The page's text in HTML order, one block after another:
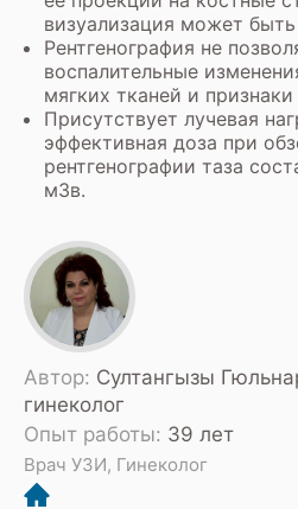
визуализация может
Рентгенография не
воспалительные
мягких тканей и
Присутствует лучевая
эффективная доза при
рентгенографии таза
мЗв.
Автор: Султангызы
гинеколог
Опыт работы: 39 лет
Врач УЗИ, Гинеколог